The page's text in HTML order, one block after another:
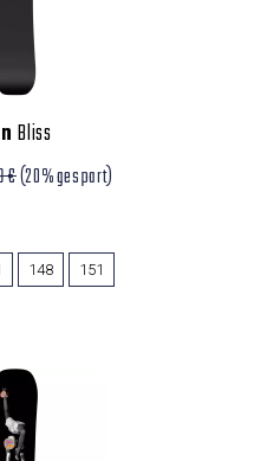
Bliss
€(20% gespart)
148 151